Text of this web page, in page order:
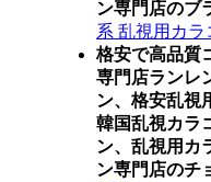
ン専門店のブ
系 乱視用カラ
格安で高品質
専門店ランレ
ン、格安乱視
韓国乱視カラ
ン、乱視用カ
ン専門店のチ